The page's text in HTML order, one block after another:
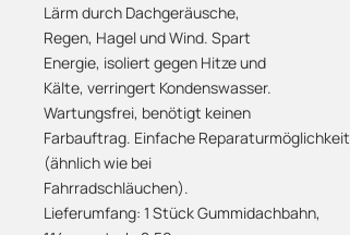
Lärm durch Dachgeräusche,
Regen, Hagel und Wind. Spart
Energie, isoliert gegen Hitze und
Kälte, verringert Kondenswasser.
Wartungsfrei, benötigt keinen
Farbauftrag. Einfache Reparaturmöglichkeit
(ähnlich wie bei
Fahrradschläuchen).
Lieferumfang: 1 Stück Gummidachbahn,